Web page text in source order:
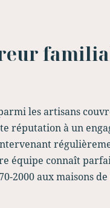
les artisans
réputation à un
équipe connaît
2000 aux maisons